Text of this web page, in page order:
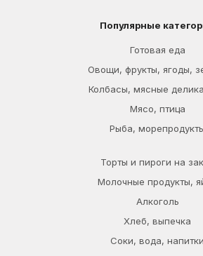
Популярные
Готовая еда
Овощи, фрукты, ягоды,
Колбасы, мясные
Мясо, птица
Рыба,
Торты и пироги на
Молочные продукты,
Алкоголь
Хлеб, выпечка
Соки, вода, напитки